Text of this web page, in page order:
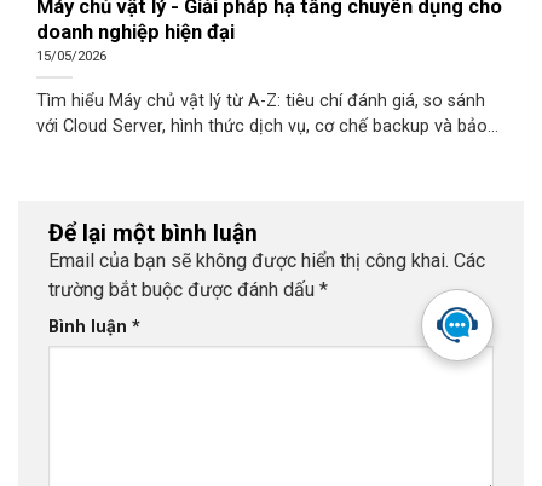
Máy chủ vật lý - Giải pháp hạ tầng chuyên dụng cho
doanh nghiệp hiện đại
15/05/2026
Tìm hiểu Máy chủ vật lý từ A-Z: tiêu chí đánh giá, so sánh
với Cloud Server, hình thức dịch vụ, cơ chế backup và bảo
Để lại một bình luận
Email của bạn sẽ không được hiển thị công khai. Các
trường bắt buộc được đánh dấu *
Bình luận *